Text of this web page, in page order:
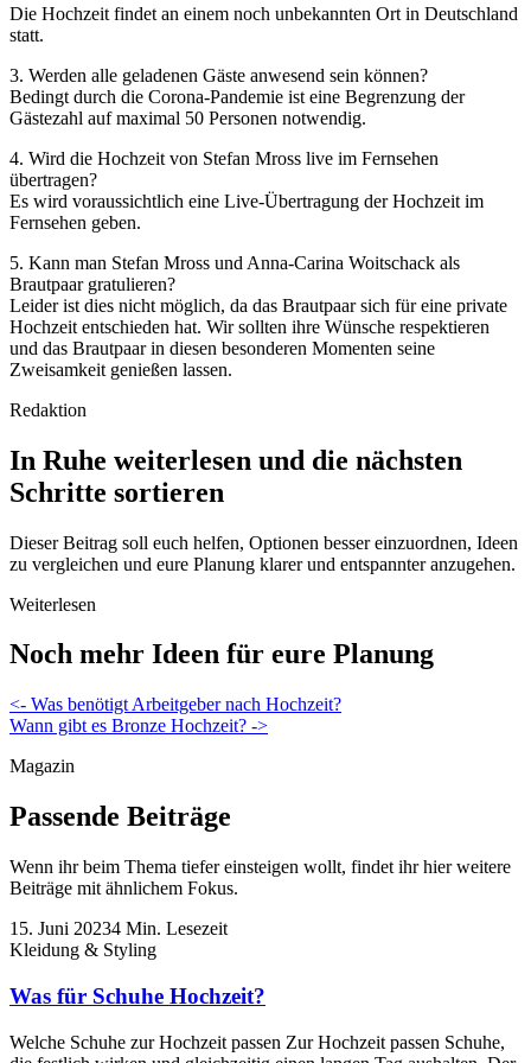
Die Hochzeit findet an einem noch unbekannten Ort in Deutschland
statt.
3. Werden alle geladenen Gäste anwesend sein können?
Bedingt durch die Corona-Pandemie ist eine Begrenzung der
Gästezahl auf maximal 50 Personen notwendig.
4. Wird die Hochzeit von Stefan Mross live im Fernsehen
übertragen?
Es wird voraussichtlich eine Live-Übertragung der Hochzeit im
Fernsehen geben.
5. Kann man Stefan Mross und Anna-Carina Woitschack als
Brautpaar gratulieren?
Leider ist dies nicht möglich, da das Brautpaar sich für eine private
Hochzeit entschieden hat. Wir sollten ihre Wünsche respektieren
und das Brautpaar in diesen besonderen Momenten seine
Zweisamkeit genießen lassen.
Redaktion
In Ruhe weiterlesen und die nächsten
Schritte sortieren
Dieser Beitrag soll euch helfen, Optionen besser einzuordnen, Ideen
zu vergleichen und eure Planung klarer und entspannter anzugehen.
Weiterlesen
Noch mehr Ideen für eure Planung
Beitragsnavigation
<- Was benötigt Arbeitgeber nach Hochzeit?
Wann gibt es Bronze Hochzeit? ->
Magazin
Passende Beiträge
Wenn ihr beim Thema tiefer einsteigen wollt, findet ihr hier weitere
Beiträge mit ähnlichem Fokus.
15. Juni 20234 Min. Lesezeit
Kleidung & Styling
Was für Schuhe Hochzeit?
Welche Schuhe zur Hochzeit passen Zur Hochzeit passen Schuhe,